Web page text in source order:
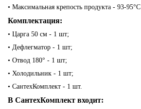
• Максимальная крепость продукта - 93-95°С
Комплектация:
• Царга 50 см - 1 шт;
• Дефлегматор - 1 шт;
• Отвод 180° - 1 шт;
• Холодильник - 1 шт;
• СантехКомплект - 1 шт.
В СантехКомплект входит: